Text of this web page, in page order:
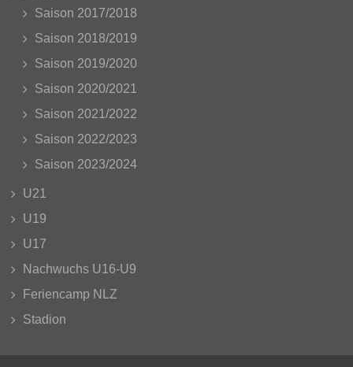
Saison 2017/2018
Saison 2018/2019
Saison 2019/2020
Saison 2020/2021
Saison 2021/2022
Saison 2022/2023
Saison 2023/2024
U21
U19
U17
Nachwuchs U16-U9
Feriencamp NLZ
Stadion